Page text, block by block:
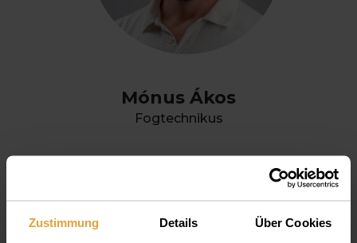
Zustimmung Details Über Cookies
Mónus Ákos
Fogtechnikus